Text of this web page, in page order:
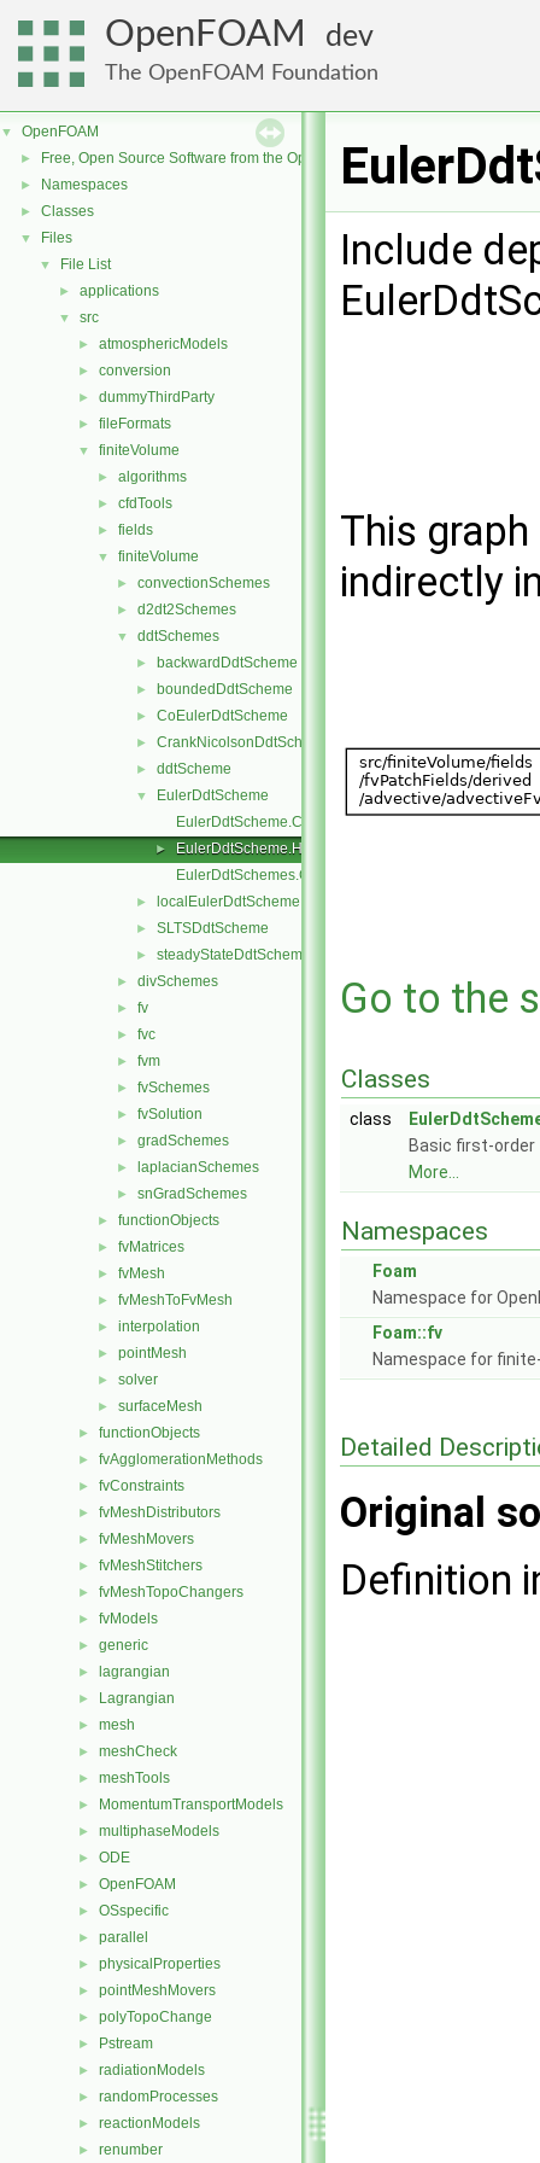
OpenFOAM dev
The OpenFOAM Foundation
▼ OpenFOAM
► Free, Open Source Software from the OpenFOAM Foundation
► Namespaces
► Classes
▼ Files
▼ File List
► applications
▼ src
► atmosphericModels
► conversion
► dummyThirdParty
► fileFormats
▼ finiteVolume
► algorithms
► cfdTools
► fields
▼ finiteVolume
► convectionSchemes
► d2dt2Schemes
▼ ddtSchemes
► backwardDdtScheme
► boundedDdtScheme
► CoEulerDdtScheme
► CrankNicolsonDdtScheme
► ddtScheme
▼
EulerDdtScheme
EulerDdtScheme.C
►
EulerDdtScheme.H
EulerDdtSchemes.C
► localEulerDdtScheme
► SLTSDdtScheme
► steadyStateDdtScheme
► divSchemes
► fv
► fvc
► fvm
► fvSchemes
► fvSolution
► gradSchemes
► laplacianSchemes
► snGradSchemes
► functionObjects
► fvMatrices
► fvMesh
► fvMeshToFvMesh
► interpolation
► pointMesh
► solver
► surfaceMesh
► functionObjects
► fvAgglomerationMethods
► fvConstraints
► fvMeshDistributors
► fvMeshMovers
► fvMeshStitchers
► fvMeshTopoChangers
► fvModels
► generic
► lagrangian
► Lagrangian
► mesh
► meshCheck
► meshTools
► MomentumTransportModels
► multiphaseModels
► ODE
► OpenFOAM
► OSspecific
► parallel
► physicalProperties
► pointMeshMovers
► polyTopoChange
► Pstream
► radiationModels
► randomProcesses
► reactionModels
► renumber
Include
This
indirectly
Go to the
Classes
class
Basic first-order
More...
Namespaces
Foam
Namespace for
Foam::fv
Namespace for
Detailed
Original
Definition